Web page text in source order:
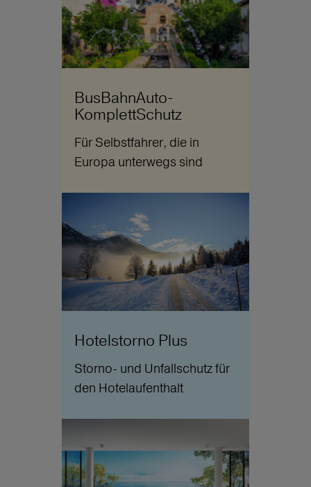
BusBahnAuto-
KomplettSchutz
Für Selbstfahrer, die in
Europa unterwegs sind
Hotelstorno Plus
Storno- und Unfallschutz für
den Hotelaufenthalt